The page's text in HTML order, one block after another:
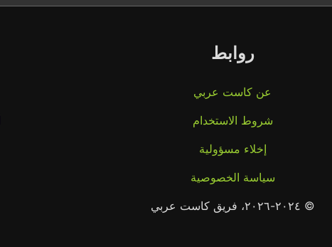
روابط
عن كاست عربي
شروط الاستخدام
إخلاء مسؤولية
سياسة الخصوصية
© ٢٠٢٤-٢٠٢٦، فريق كاست عربي